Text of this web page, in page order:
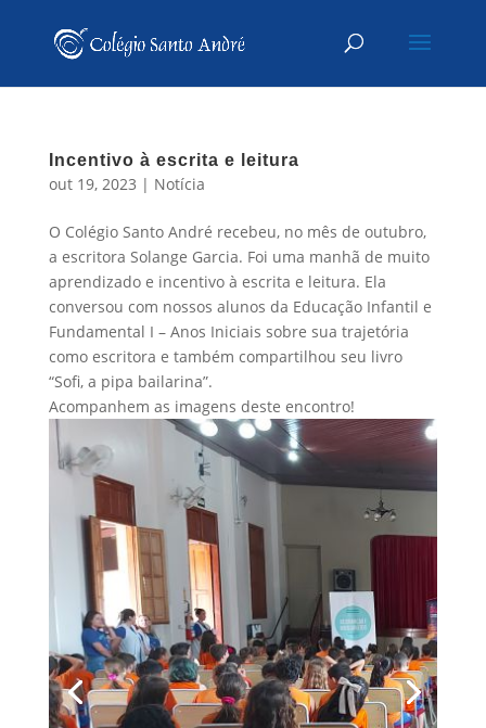
Incentivo à escrita e leitura
out 19, 2023 | Notícia
O Colégio Santo André recebeu, no mês de outubro,
a escritora Solange Garcia. Foi uma manhã de muito
aprendizado e incentivo à escrita e leitura. Ela
conversou com nossos alunos da Educação Infantil e
Fundamental I – Anos Iniciais sobre sua trajetória
como escritora e também compartilhou seu livro
“Sofi, a pipa bailarina”.
Acompanhem as imagens deste encontro!